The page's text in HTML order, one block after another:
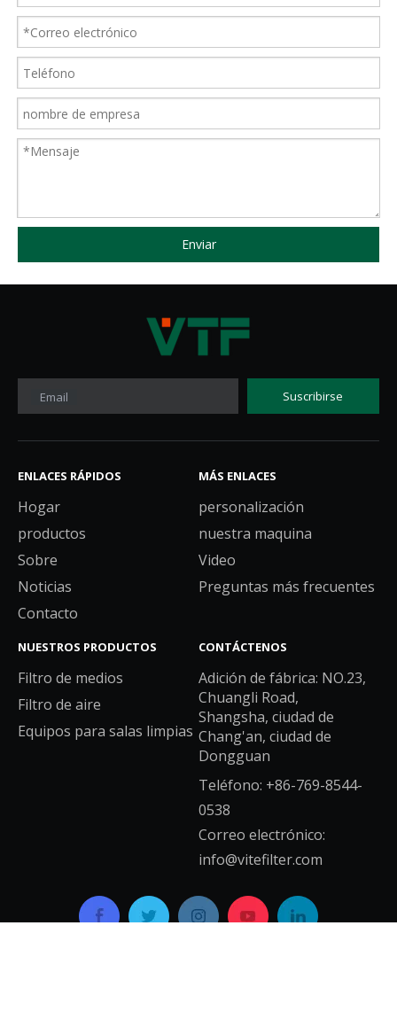
Enviar
Email Suscribirse
ENLACES RÁPIDOS
Hogar
productos
Sobre
Noticias
Contacto
MÁS ENLACES
personalización
nuestra maquina
Video
Preguntas más frecuentes
NUESTROS PRODUCTOS
Filtro de medios
Filtro de aire
Equipos para salas limpias
CONTÁCTENOS
Adición de fábrica: NO.23,
Chuangli Road,
Shangsha, ciudad de
Chang'an, ciudad de
Dongguan
Teléfono: +86-769-8544-
0538
Correo electrónico:
info@vitefilter.com